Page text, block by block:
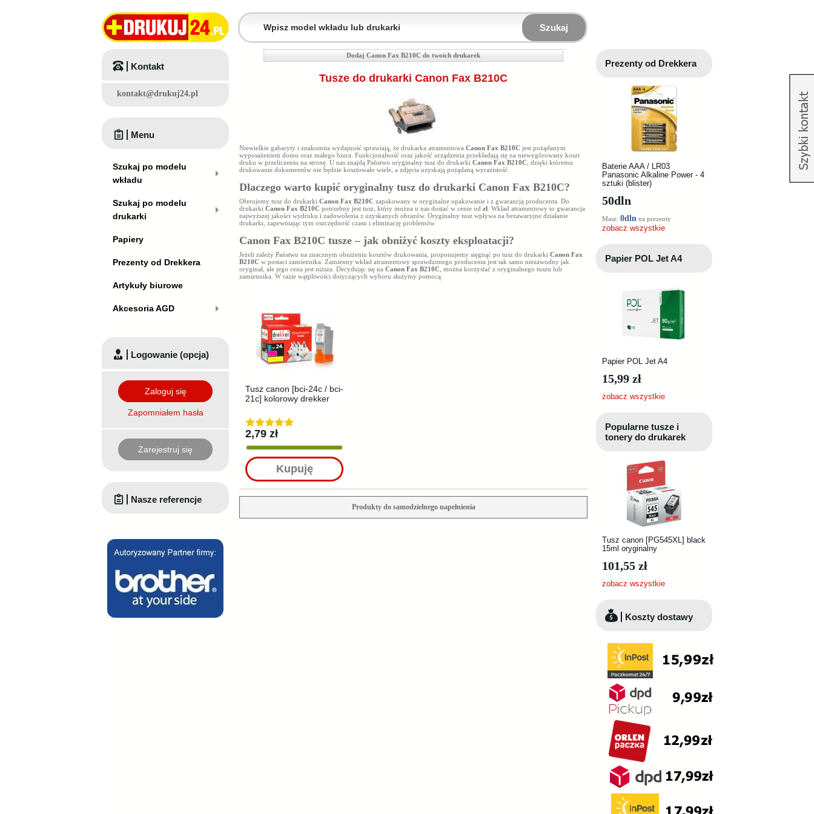
Szukaj
Dodaj Canon Fax B210C do twoich drukarek
Tusze do drukarki Canon Fax B210C
Niewielkie gabaryty i znakomita wydajność sprawiają, że drukarka atramentowa Canon Fax B210C jest pożądanym
wyposażeniem domu oraz małego biura. Funkcjonalność oraz jakość urządzenia przekładają się na niewygórowany koszt
druku w przeliczeniu na stronę. U nas znajdą Państwo oryginalny tusz do drukarki Canon Fax B210C , dzięki któremu
drukowanie dokumentów nie będzie kosztowało wiele, a zdjęcia uzyskają pożądaną wyrazistość.
Dlaczego warto kupić oryginalny tusz do drukarki Canon Fax B210C?
Oferujemy tusz do drukarki Canon Fax B210C zapakowany w oryginalne opakowanie i z gwarancją producenta. Do
drukarki Canon Fax B210C potrzebny jest tusz, który można u nas dostać w cenie od zł . Wkład atramentowy to gwarancja
najwyższej jakości wydruku i zadowolenia z uzyskanych obrazów. Oryginalny tusz wpływa na bezawaryjne działanie
drukarki, zapewniając tym oszczędność czasu i eliminację problemów
Canon Fax B210C tusze – jak obniżyć koszty eksploatacji?
Jeżeli zależy Państwu na znacznym obniżeniu kosztów drukowania, proponujemy sięgnąć po tusz do drukarki Canon Fax
B210C w postaci zamiennika. Zamienny wkład atramentowy sprawdzonego producenta jest tak samo niezawodny jak
oryginał, ale jego cena jest niższa. Decydując się na Canon Fax B210C , można korzystać z oryginalnego tuszu lub
zamiennika. W razie wątpliwości dotyczących wyboru służymy pomocą.
Tusz canon [bci-24c / bci-
21c] kolorowy drekker
2,79 zł
Kupuję
Produkty do samodzielnego napełnienia
Kontakt
kontakt@drukuj24.pl
Menu
Szukaj po modelu
wkładu
Szukaj po modelu
drukarki
Papiery
Prezenty od Drekkera
Artykuły biurowe
Akcesoria AGD
Logowanie (opcja)
Zaloguj się
Zapomniałem hasła
Zarejestruj się
Nasze referencje
Prezenty od Drekkera
Baterie AAA / LR03
Panasonic Alkaline Power - 4
sztuki (blister)
50dln
Masz: 0dln na prezenty
zobacz wszystkie
Papier POL Jet A4
Papier POL Jet A4
15,99 zł
zobacz wszystkie
Popularne tusze i
tonery do drukarek
Tusz canon [PG545XL] black
15ml oryginalny
101,55 zł
zobacz wszystkie
Koszty dostawy